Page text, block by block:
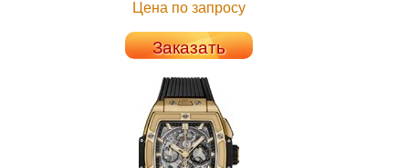
Цена по запросу
Заказать